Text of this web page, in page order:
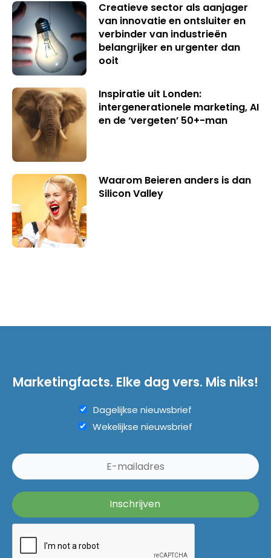
Creatieve sector als aanjager
van innovatie en ontsluiter en
verbinder van industrieën
belangrijker en urgenter dan
ooit
Inspiratie uit Londen:
intergenerationele marketing, AI
en de ‘vergeten’ 50+-man
Waarom Beieren anders is dan
Silicon Valley
Marketingfacts. Elke dag vers. Mis niks!
Dagelijkse nieuwsbrief
Wekelijkse nieuwsbrief